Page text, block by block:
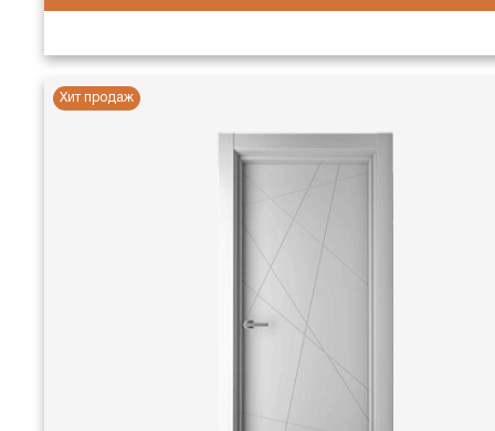
Хит продаж